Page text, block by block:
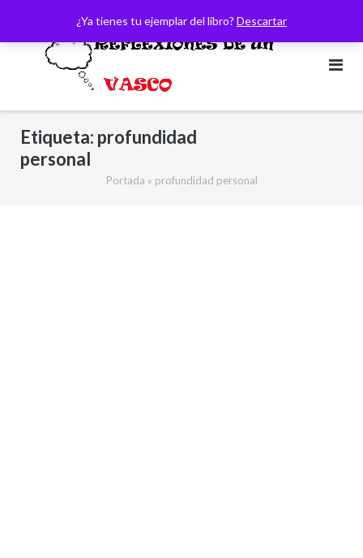
¿Ya tienes tu ejemplar del libro? Descartar
contenido
Etiqueta: profundidad
personal
Portada » profundidad personal